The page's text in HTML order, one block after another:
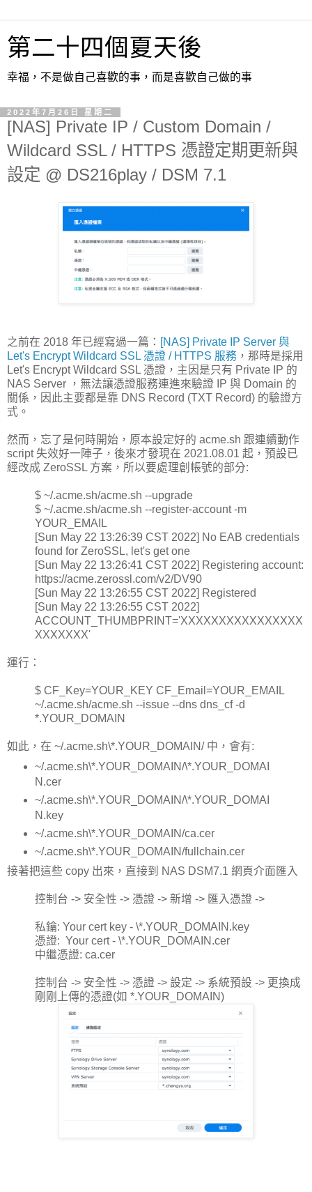
第二十四個夏天後
幸福，不是做自己喜歡的事，而是喜歡自己做的事
2022年7月26日 星期二
[NAS] Private IP / Custom Domain /
Wildcard SSL / HTTPS 憑證定期更新與
設定 @ DS216play / DSM 7.1
之前在 2018 年已經寫過一篇： [NAS] Private IP Server 與
Let's Encrypt Wildcard SSL 憑證 / HTTPS 服務 ，那時是採用
Let's Encrypt Wildcard SSL 憑證，主因是只有 Private IP 的
NAS Server ，無法讓憑證服務連進來驗證 IP 與 Domain 的
關係，因此主要都是靠 DNS Record (TXT Record) 的驗證方
式。
然而，忘了是何時開始，原本設定好的 acme.sh 跟連續動作
script 失效好一陣子，後來才發現在 2021.08.01 起，預設已
經改成 ZeroSSL 方案，所以要處理創帳號的部分:
$ ~/.acme.sh/acme.sh --upgrade
$ ~/.acme.sh/acme.sh --register-account -m
YOUR_EMAIL
[Sun May 22 13:26:39 CST 2022] No EAB credentials
found for ZeroSSL, let's get one
[Sun May 22 13:26:41 CST 2022] Registering account:
https://acme.zerossl.com/v2/DV90
[Sun May 22 13:26:55 CST 2022] Registered
[Sun May 22 13:26:55 CST 2022]
ACCOUNT_THUMBPRINT='XXXXXXXXXXXXXXXX
XXXXXXX'
運行：
$ CF_Key=YOUR_KEY CF_Email=YOUR_EMAIL
~/.acme.sh/acme.sh --issue --dns dns_cf -d
*.YOUR_DOMAIN
如此，在 ~/.acme.sh\*.YOUR_DOMAIN/ 中，會有:
~/.acme.sh\*.YOUR_DOMAIN/\*.YOUR_DOMAI
N.cer
~/.acme.sh\*.YOUR_DOMAIN/\*.YOUR_DOMAI
N.key
~/.acme.sh\*.YOUR_DOMAIN/ca.cer
~/.acme.sh\*.YOUR_DOMAIN/fullchain.cer
接著把這些 copy 出來，直接到 NAS DSM7.1 網頁介面匯入
控制台 -> 安全性 -> 憑證 -> 新增 -> 匯入憑證 ->
私鑰: Your cert key - \*.YOUR_DOMAIN.key
憑證: Your cert - \*.YOUR_DOMAIN.cer
中繼憑證: ca.cer
控制台 -> 安全性 -> 憑證 -> 設定 -> 系統預設 -> 更換成
剛剛上傳的憑證(如 *.YOUR_DOMAIN)